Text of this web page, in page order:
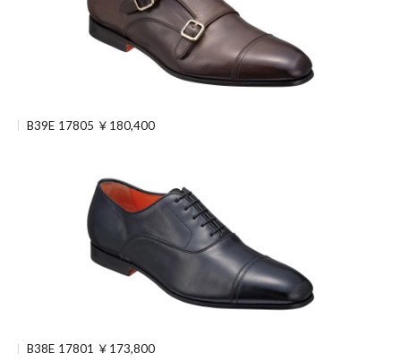
B39E 17805 ￥180,400
B38E 17801 ￥173,800